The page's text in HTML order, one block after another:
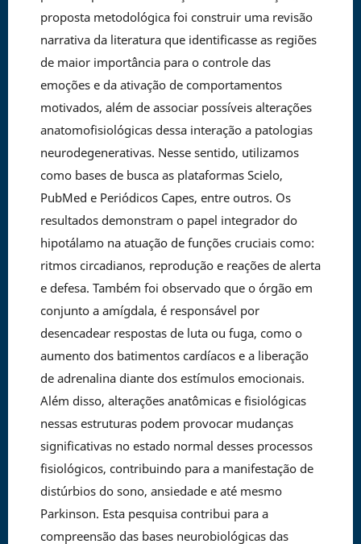
proposta metodológica foi construir uma revisão
narrativa da literatura que identificasse as regiões
de maior importância para o controle das
emoções e da ativação de comportamentos
motivados, além de associar possíveis alterações
anatomofisiológicas dessa interação a patologias
neurodegenerativas. Nesse sentido, utilizamos
como bases de busca as plataformas Scielo,
PubMed e Periódicos Capes, entre outros. Os
resultados demonstram o papel integrador do
hipotálamo na atuação de funções cruciais como:
ritmos circadianos, reprodução e reações de alerta
e defesa. Também foi observado que o órgão em
conjunto a amígdala, é responsável por
desencadear respostas de luta ou fuga, como o
aumento dos batimentos cardíacos e a liberação
de adrenalina diante dos estímulos emocionais.
Além disso, alterações anatômicas e fisiológicas
nessas estruturas podem provocar mudanças
significativas no estado normal desses processos
fisiológicos, contribuindo para a manifestação de
distúrbios do sono, ansiedade e até mesmo
Parkinson. Esta pesquisa contribui para a
compreensão das bases neurobiológicas das